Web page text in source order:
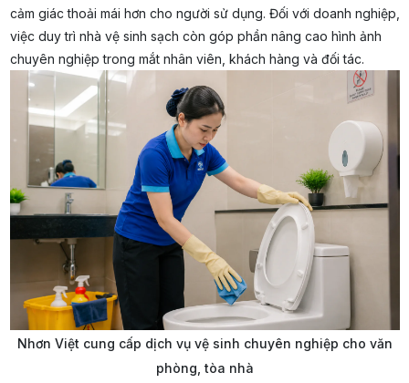
cảm giác thoải mái hơn cho người sử dụng. Đối với doanh nghiệp,
việc duy trì nhà vệ sinh sạch còn góp phần nâng cao hình ảnh
chuyên nghiệp trong mắt nhân viên, khách hàng và đối tác.
Nhơn Việt cung cấp dịch vụ vệ sinh chuyên nghiệp cho văn
phòng, tòa nhà